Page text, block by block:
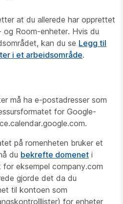
at du allerede har opprettet
Room-enheter. Hvis du
kan du se Legg til
i et arbeidsområde.
må ha e-postadresser som
for Google-
.
på romenheten bruker et
du bekrefte domenet i
eksempel company.com
gjorde det da du
til kontoen som
for enheter